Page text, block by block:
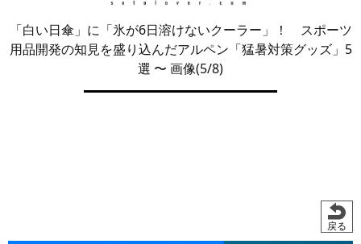
「白い日傘」に「氷が6日溶けないクーラー」！ スポーツ
用品開発の知見を盛り込んだアルペン「猛暑対策グッズ」5
選 〜 画像(5/8)
戻る